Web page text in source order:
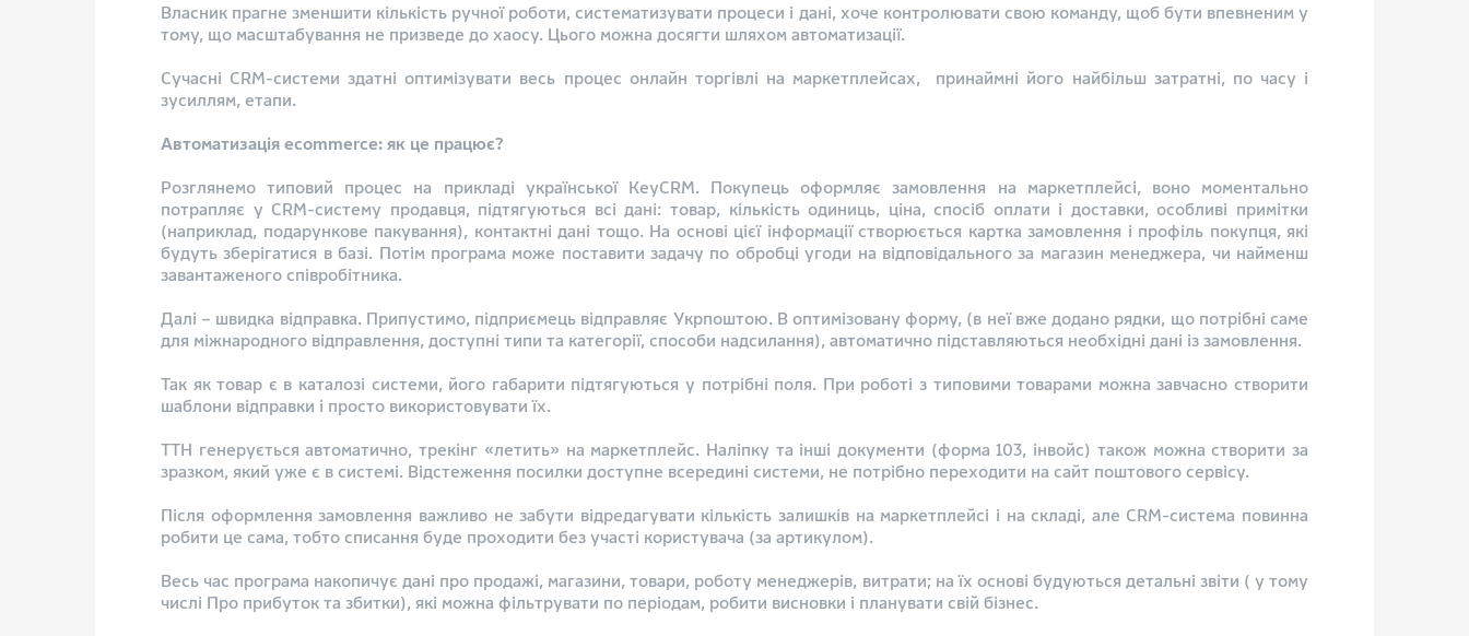
Власник прагне зменшити кількість ручної роботи, систематизувати процеси і дані, хоче контролювати свою команду, щоб бути впевненим у
тому, що масштабування не призведе до хаосу. Цього можна досягти шляхом автоматизації.
Сучасні CRM-системи здатні оптимізувати весь процес онлайн торгівлі на маркетплейсах, принаймні його найбільш затратні, по часу і
зусиллям, етапи.
Автоматизація ecommerce: як це працює?
Розглянемо типовий процес на прикладі української KeyCRM. Покупець оформляє замовлення на маркетплейсі, воно моментально
потрапляє у CRM-систему продавця, підтягуються всі дані: товар, кількість одиниць, ціна, спосіб оплати і доставки, особливі примітки
(наприклад, подарункове пакування), контактні дані тощо. На основі цієї інформації створюється картка замовлення і профіль покупця, які
будуть зберігатися в базі. Потім програма може поставити задачу по обробці угоди на відповідального за магазин менеджера, чи найменш
завантаженого співробітника.
Далі – швидка відправка. Припустимо, підприємець відправляє Укрпоштою. В оптимізовану форму, (в неї вже додано рядки, що потрібні саме
для міжнародного відправлення, доступні типи та категорії, способи надсилання), автоматично підставляються необхідні дані із замовлення.
Так як товар є в каталозі системи, його габарити підтягуються у потрібні поля. При роботі з типовими товарами можна завчасно створити
шаблони відправки і просто використовувати їх.
ТТН генерується автоматично, трекінг «летить» на маркетплейс. Наліпку та інші документи (форма 103, інвойс) також можна створити за
зразком, який уже є в системі. Відстеження посилки доступне всередині системи, не потрібно переходити на сайт поштового сервісу.
Після оформлення замовлення важливо не забути відредагувати кількість залишків на маркетплейсі і на складі, але CRM-система повинна
робити це сама, тобто списання буде проходити без участі користувача (за артикулом).
Весь час програма накопичує дані про продажі, магазини, товари, роботу менеджерів, витрати; на їх основі будуються детальні звіти ( у тому
числі Про прибуток та збитки), які можна фільтрувати по періодам, робити висновки і планувати свій бізнес.